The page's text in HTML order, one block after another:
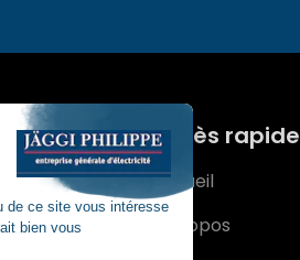
Jäggi
large
Accès rapide
Accueil
A propos